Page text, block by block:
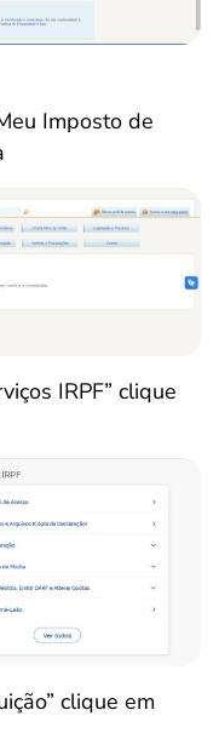
Imposto de
IRPF” clique
clique em